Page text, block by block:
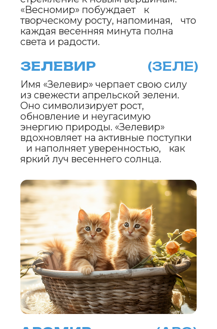
СИЯНИСК (СИЯ)
Имя «Сияниск» отражает мерцающий
блеск апрельского утра. Оно
символизирует стремление к свету и
внутреннюю силу, вдохновляя на
свершения. «Сияниск» напоминает,
что даже в раннем весеннем
рассвете можно увидеть искру,
которая озаряет путь к мечтам.
ВЫБОР ИМЕНИ ДЛЯ
ПИТОМЦА —
это всегда особенный момент,
который сопровождается
множеством эмоций. Пусть
ваш пушистик принесет в вашу
жизнь. И, возможно, оно будет
напоминать вам о том, как
прекрасен апрель, о начале чего-то
нового и о чуде, которое
скрывается в каждом дне.